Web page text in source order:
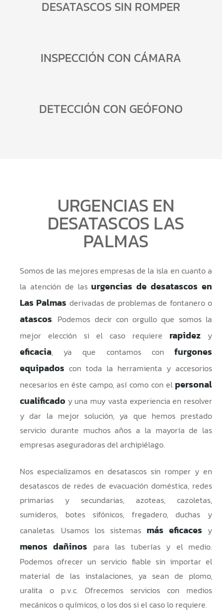
DESATASCOS SIN ROMPER
INSPECCIÓN CON CÁMARA
DETECCIÓN CON GEÓFONO
URGENCIAS EN
DESATASCOS LAS
PALMAS
Somos de las mejores empresas de la isla en cuanto a
la atención de lasurgencias de desatascos en
Las Palmas derivadas de problemas de fontanero o
atascos. Podemos decir con orgullo que somos la
mejor elección si el caso requiere rapidez y
eficacia, ya que contamos con furgones
equipados con toda la herramienta y accesorios
necesarios en éste campo, así como con el personal
cualificado y una muy vasta experiencia en resolver
y dar la mejor solución, ya que hemos prestado
servicio durante muchos años a la mayoría de las
empresas aseguradoras del archipiélago.
Nos especializamos en desatascos sin romper y en
desatascos de redes de evacuación doméstica, redes
primarias y secundarias, azoteas, cazoletas,
sumideros, botes sifónicos, fregadero, duchas y
canaletas. Usamos los sistemas más eficaces y
menos dañinos para las tuberías y el medio.
Podemos ofrecer un servicio fiable sin importar el
material de las instalaciones, ya sean de plomo,
uralita o p.v.c. Ofrecemos servicios con medios
mecánicos o químicos, o los dos si el caso lo requiere.